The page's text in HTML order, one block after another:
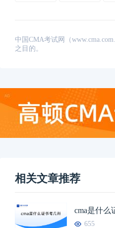
中国CMA考试网（
之目的。
相关文章推荐
cma是什么
655